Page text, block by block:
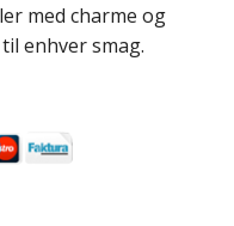
med charme og
enhver smag.